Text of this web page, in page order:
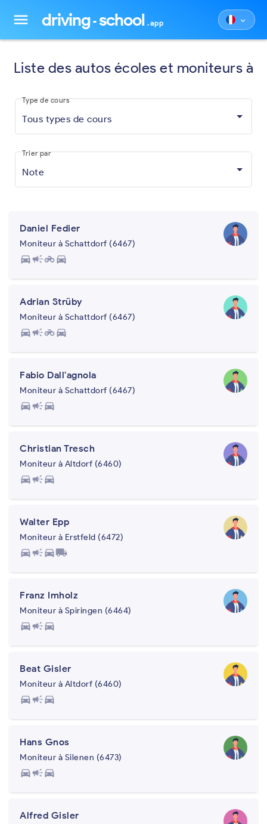
menu driving school .app keyboard_arrow_down
Liste des autos écoles et moniteurs à
Tous types de cours
Type de cours
Note
Trier par
Daniel Fedier
Moniteur à Schattdorf (6467)
directions_carcampaignmotorcycledirections_car
Adrian Strüby
Moniteur à Schattdorf (6467)
directions_carcampaignmotorcycledirections_car
Fabio Dall'agnola
Moniteur à Schattdorf (6467)
directions_carcampaigndirections_car
Christian Tresch
Moniteur à Altdorf (6460)
directions_carcampaigndirections_car
Walter Epp
Moniteur à Erstfeld (6472)
directions_carcampaigndirections_carlocal_shipping
Franz Imholz
Moniteur à Spiringen (6464)
directions_carcampaigndirections_car
Beat Gisler
Moniteur à Altdorf (6460)
directions_carcampaigndirections_car
Hans Gnos
Moniteur à Silenen (6473)
directions_carcampaigndirections_car
Alfred Gisler